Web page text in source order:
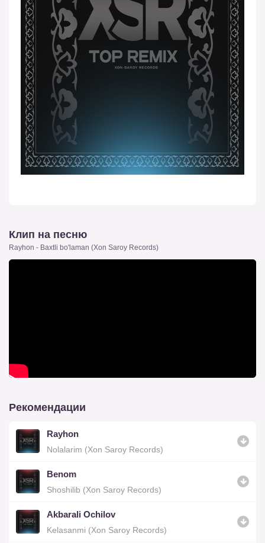
Клип на песню
Rayhon - Baxtli bo'laman (Xon Saroy Records)
Рекомендации
Rayhon
Nolalarim (Xon Saroy Records)
Benom
Shoshilib (Xon Saroy Records)
Akbarali Ochilov
Kelasanmi (Xon Saroy Records)